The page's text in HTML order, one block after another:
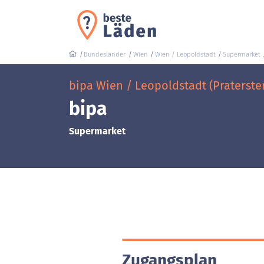
Bundesländer Wien Wien / Leopoldstadt Supermarket
bipa Wien / Leopoldstadt
bipa
Supermarket